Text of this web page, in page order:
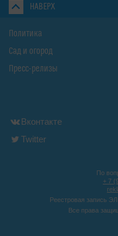
НАВЕРХ
Политика
Сад и огород
Пресс-релизы
Вконтакте
Twitter
По
+ 7
Реестровая запись
Все права